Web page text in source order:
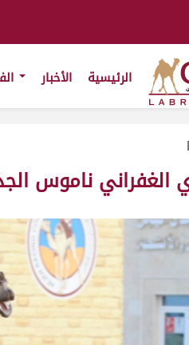
الرئيسية الأخبار
ناموس